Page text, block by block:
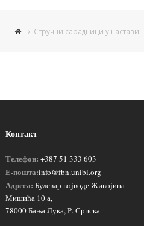
Стручни сарадници у настави
Контакт
Телефон: +387 51 333 603
Е-пошта:info@fbn.unibl.org
Адреса: Булевар војводе Живојина
Мишића 10 а,
78000 Бања Лука, Р. Српска